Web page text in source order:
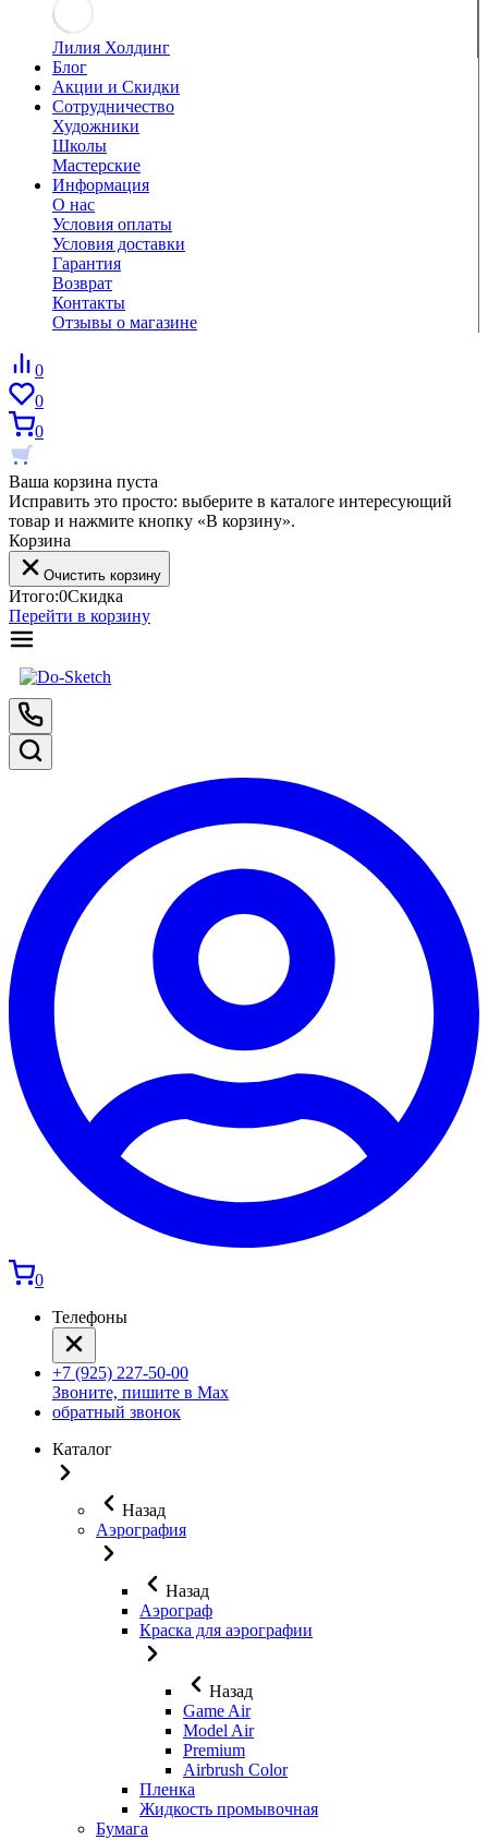
Лилия Холдинг
Блог
Акции и Скидки
Сотрудничество
Художники
Школы
Мастерские
Информация
О нас
Условия оплаты
Условия доставки
Гарантия
Возврат
Контакты
Отзывы о магазине
0
0
0
Ваша корзина пуста
Исправить это просто: выберите в каталоге интересующий
товар и нажмите кнопку «В корзину».
Корзина
Очистить корзину
Итого:0Скидка
Перейти в корзину
0
Телефоны
+7 (925) 227-50-00
Звоните, пишите в Max
обратный звонок
Каталог
Назад
Аэрография
Назад
Аэрограф
Краска для аэрографии
Назад
Game Air
Model Air
Premium
Airbrush Color
Пленка
Жидкость промывочная
Бумага